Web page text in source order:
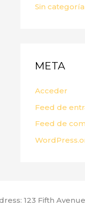
Sin categoría
META
Acceder
Feed de
Feed de
123 Fifth